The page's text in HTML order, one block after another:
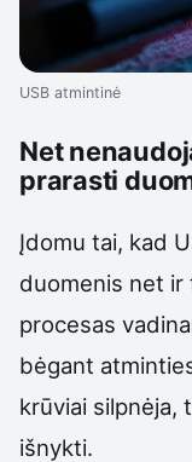
USB atmintinė
Net
prarasti
Įdomu tai, kad
duomenis net ir
procesas
bėgant
krūviai silpnėja,
išnykti.